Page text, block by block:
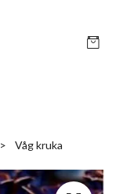
Våg kruka